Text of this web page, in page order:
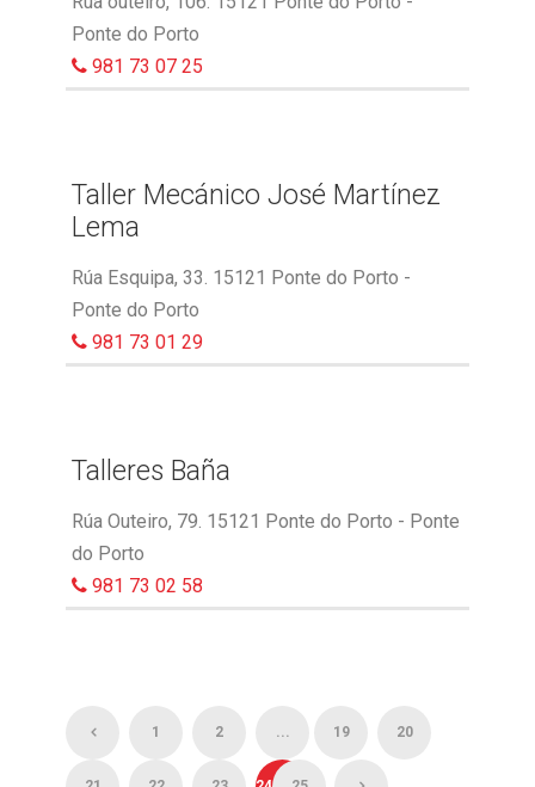
Ponte do Porto
981 73 07 25
Taller Mecánico José Martínez
Lema
Rúa Esquipa, 33. 15121 Ponte do Porto -
Ponte do Porto
981 73 01 29
Talleres Baña
Rúa Outeiro, 79. 15121 Ponte do Porto - Ponte
do Porto
981 73 02 58
1 2 ... 19 20